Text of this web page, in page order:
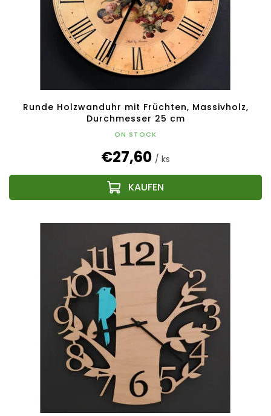
Runde Holzwanduhr mit Früchten, Massivholz,
Durchmesser 25 cm
ON STOCK
€27,60 / ks